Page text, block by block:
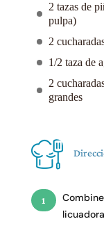
2 tazas de
pulpa)
2
1/2 taza de
2
grandes